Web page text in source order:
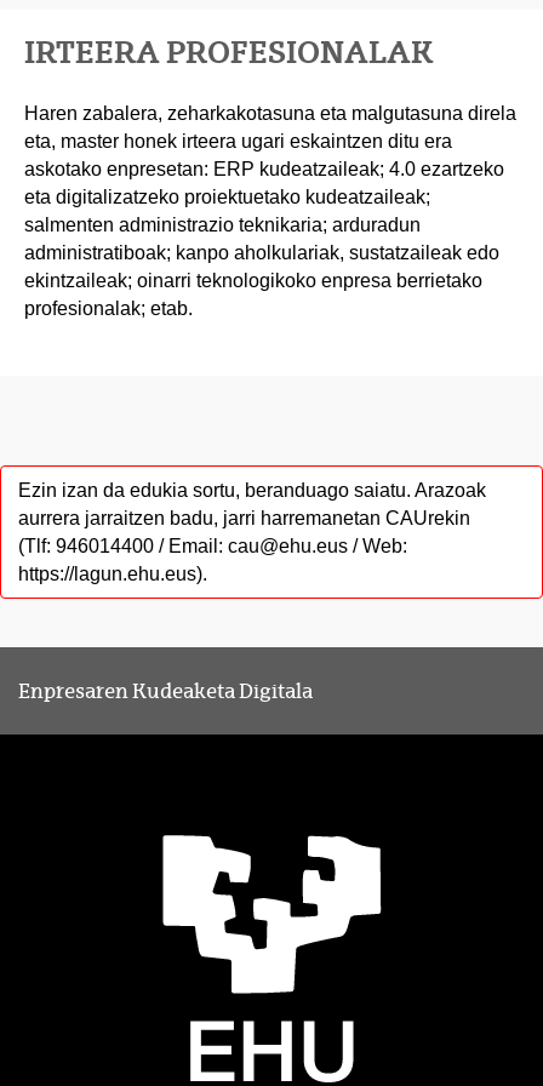
IRTEERA PROFESIONALAK
Haren zabalera, zeharkakotasuna eta malgutasuna direla
eta, master honek irteera ugari eskaintzen ditu era
askotako enpresetan: ERP kudeatzaileak; 4.0 ezartzeko
eta digitalizatzeko proiektuetako kudeatzaileak;
salmenten administrazio teknikaria; arduradun
administratiboak; kanpo aholkulariak, sustatzaileak edo
ekintzaileak; oinarri teknologikoko enpresa berrietako
profesionalak; etab.
Ezin izan da edukia sortu, beranduago saiatu. Arazoak
aurrera jarraitzen badu, jarri harremanetan CAUrekin
(Tlf: 946014400 / Email: cau@ehu.eus / Web:
https://lagun.ehu.eus).
Enpresaren Kudeaketa Digitala